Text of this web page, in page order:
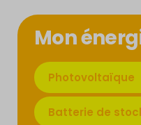
Mon
Photovoltaïque
Batterie de